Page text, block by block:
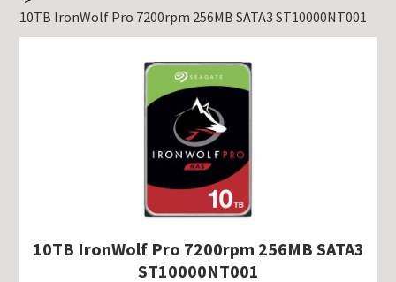
10TB IronWolf Pro 7200rpm 256MB SATA3 ST10000NT001
10TB IronWolf Pro 7200rpm 256MB SATA3
ST10000NT001